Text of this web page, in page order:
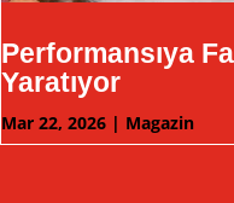
Performansıya
Yaratıyor
Mar 22, 2026| Magazin